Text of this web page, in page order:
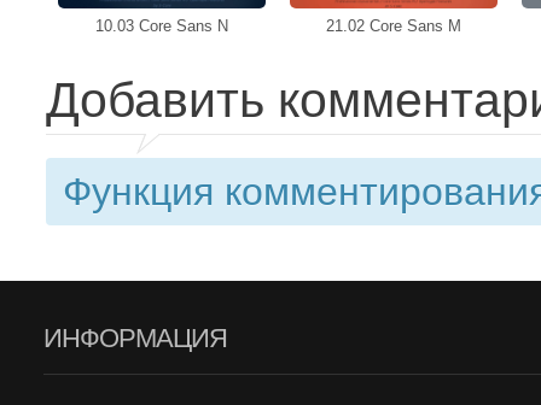
10.03 Core Sans N 21.02 Core Sans M
Добавить
Функция
ИНФОРМАЦИЯ